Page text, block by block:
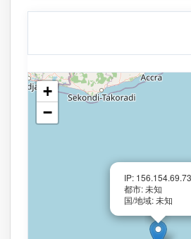
IP: 156.154.69.73
都市: 未知
国/地域: 未知
+
−